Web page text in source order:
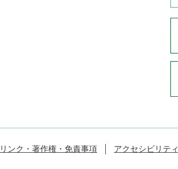
リンク・著作権・免責事項 アクセシビリティ